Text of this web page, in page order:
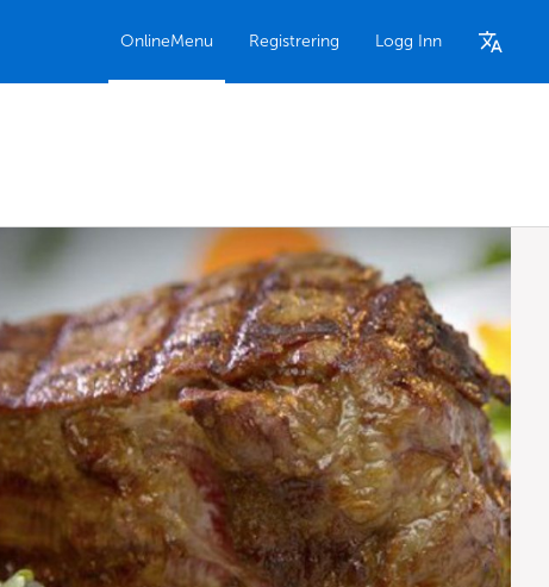
OnlineMenu Registrering Logg Inn